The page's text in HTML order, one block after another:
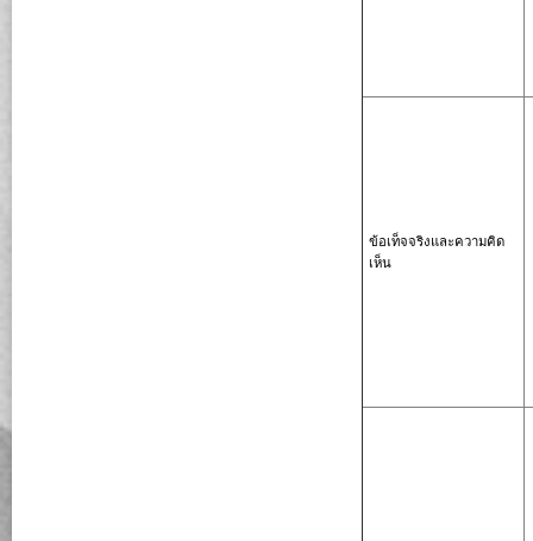
ข้อเท็จจริงและความคิด
เห็น